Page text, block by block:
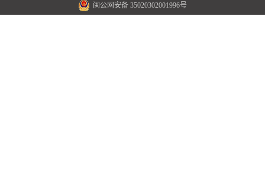
闽公网安备 35020302001996号